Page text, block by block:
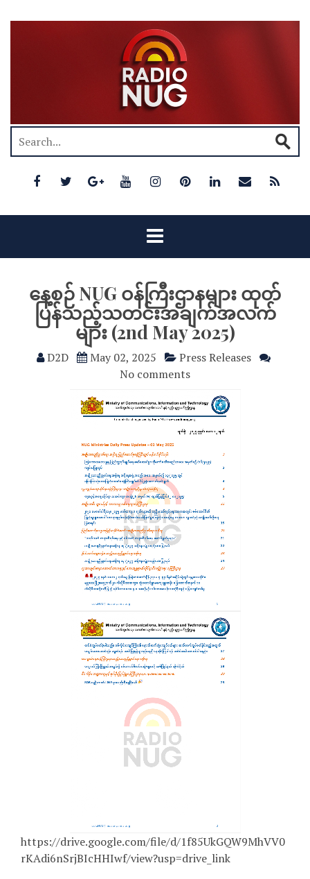
နေ့စဉ် NUG ဝန်ကြီးဌာနများ ထုတ်
ပြန်သည့်သတင်းအချက်အလက်
များ (2nd May 2025)
D2D May 02, 2025
Press Releases
No comments
https://drive.google.com/file/d/1f85UkGQW9MhVV0
rKAdi6nSrjBIcHHIwf/view?usp=drive_link